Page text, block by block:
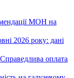
МОН на
2026 року: дані
оплата